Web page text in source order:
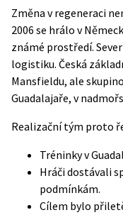
Změna v regeneraci
2006 se hrálo v
známé prostředí.
logistiku. Česká
Mansfieldu, ale
Guadalajaře, v
Realizační tým proto
Tréninky v
Hráči dostávali
podmínkám.
Cílem bylo